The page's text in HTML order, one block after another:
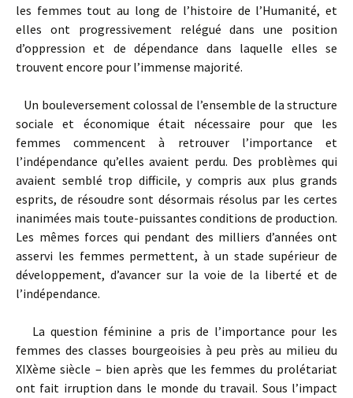
les femmes tout au long de l’histoire de l’Humanité, et
elles ont progressivement relégué dans une position
d’oppression et de dépendance dans laquelle elles se
trouvent encore pour l’immense majorité.
Un bouleversement colossal de l’ensemble de la structure
sociale et économique était nécessaire pour que les
femmes commencent à retrouver l’importance et
l’indépendance qu’elles avaient perdu. Des problèmes qui
avaient semblé trop difficile, y compris aux plus grands
esprits, de résoudre sont désormais résolus par les certes
inanimées mais toute-puissantes conditions de production.
Les mêmes forces qui pendant des milliers d’années ont
asservi les femmes permettent, à un stade supérieur de
développement, d’avancer sur la voie de la liberté et de
l’indépendance.
La question féminine a pris de l’importance pour les
femmes des classes bourgeoisies à peu près au milieu du
XIXème siècle – bien après que les femmes du prolétariat
ont fait irruption dans le monde du travail. Sous l’impact